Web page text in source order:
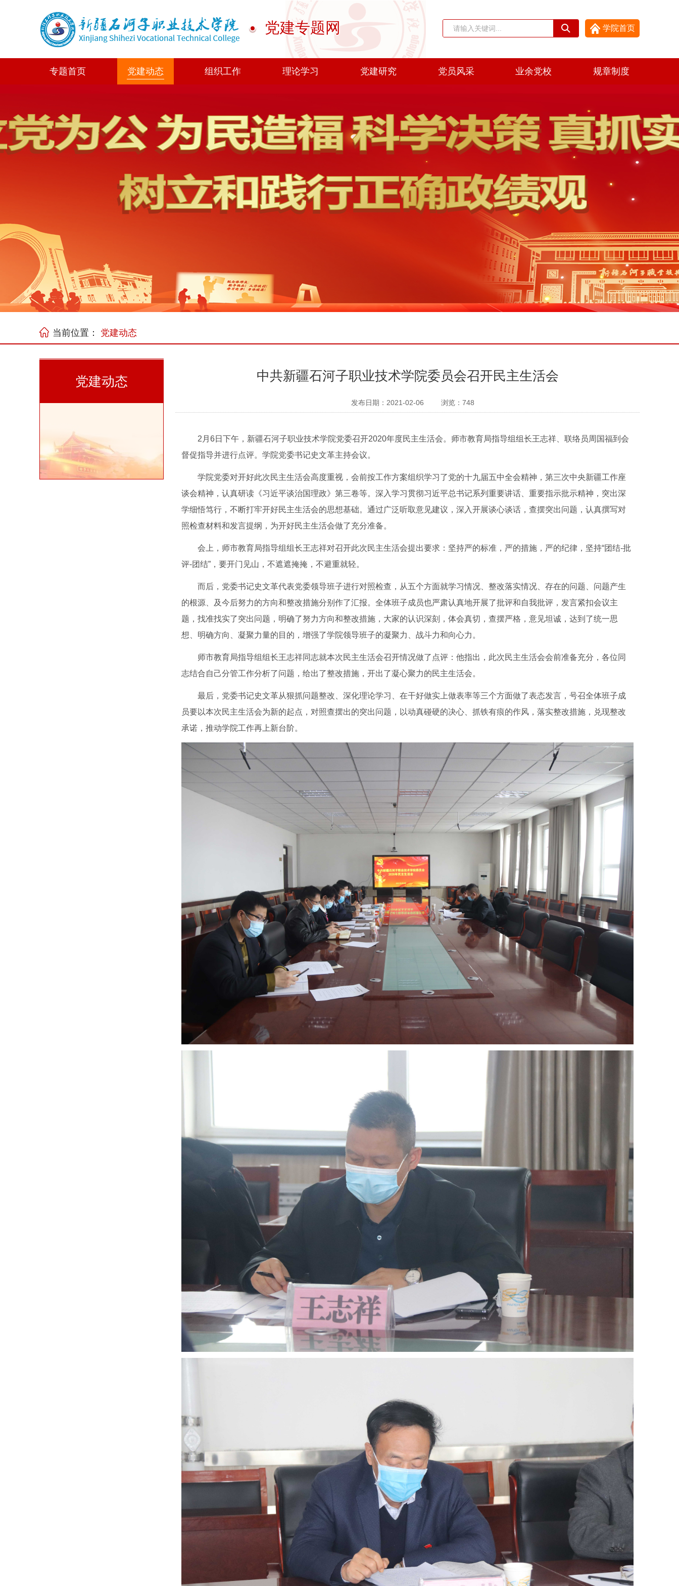
党建专题网 学院首页
专题首页 党建动态 组织工作 理论学习 党建研究 党员风采 业余党校 规章制度
当前位置： 党建动态
党建动态 中共新疆石河子职业技术学院委员会召开民主生活会
发布日期：2021-02-06 浏览： 748
2月6日下午，新疆石河子职业技术学院党委召开2020年度民主生活会。师市教育局指导组组长王志祥、联络员周国福到会
督促指导并进行点评。学院党委书记史文革主持会议。
学院党委对开好此次民主生活会高度重视，会前按工作方案组织学习了党的十九届五中全会精神，第三次中央新疆工作座
谈会精神，认真研读《习近平谈治国理政》第三卷等。深入学习贯彻习近平总书记系列重要讲话、重要指示批示精神，突出深
学细悟笃行，不断打牢开好民主生活会的思想基础。通过广泛听取意见建议，深入开展谈心谈话，查摆突出问题，认真撰写对
照检查材料和发言提纲，为开好民主生活会做了充分准备。
会上，师市教育局指导组组长王志祥对召开此次民主生活会提出要求：坚持严的标准，严的措施，严的纪律，坚持“团结-批
评-团结”，要开门见山，不遮遮掩掩，不避重就轻。
而后，党委书记史文革代表党委领导班子进行对照检查，从五个方面就学习情况、整改落实情况、存在的问题、问题产生
的根源、及今后努力的方向和整改措施分别作了汇报。全体班子成员也严肃认真地开展了批评和自我批评，发言紧扣会议主
题，找准找实了突出问题，明确了努力方向和整改措施，大家的认识深刻，体会真切，查摆严格，意见坦诚，达到了统一思
想、明确方向、凝聚力量的目的，增强了学院领导班子的凝聚力、战斗力和向心力。
师市教育局指导组组长王志祥同志就本次民主生活会召开情况做了点评：他指出，此次民主生活会会前准备充分，各位同
志结合自己分管工作分析了问题，给出了整改措施，开出了凝心聚力的民主生活会。
最后，党委书记史文革从狠抓问题整改、深化理论学习、在干好做实上做表率等三个方面做了表态发言，号召全体班子成
员要以本次民主生活会为新的起点，对照查摆出的突出问题，以动真碰硬的决心、抓铁有痕的作风，落实整改措施，兑现整改
承诺，推动学院工作再上新台阶。